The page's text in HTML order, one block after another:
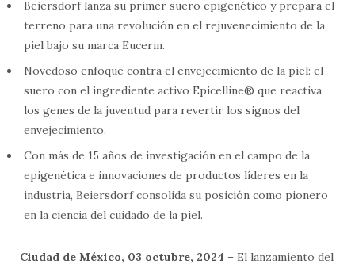
Beiersdorf lanza su primer suero epigenético y prepara el
terreno para una revolución en el rejuvenecimiento de la
piel bajo su marca Eucerin.
Novedoso enfoque contra el envejecimiento de la piel: el
suero con el ingrediente activo Epicelline® que reactiva
los genes de la juventud para revertir los signos del
envejecimiento.
Con más de 15 años de investigación en el campo de la
epigenética e innovaciones de productos líderes en la
industria, Beiersdorf consolida su posición como pionero
en la ciencia del cuidado de la piel.
Ciudad de México, 03 octubre, 2024 – El lanzamiento del